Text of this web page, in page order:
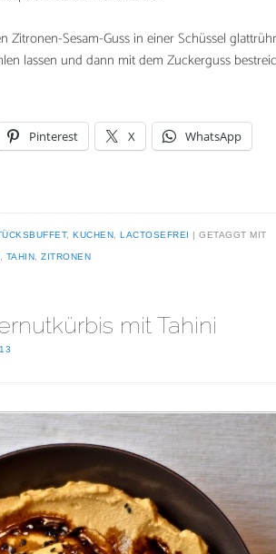
Zitronen-Sesam-Guss in einer Schüssel
lassen und dann mit dem Zuckerguss
Pinterest X WhatsApp
, KUCHEN, LACTOSEFREI GETAGGT MIT
, TAHIN, ZITRONEN
mit Tahini